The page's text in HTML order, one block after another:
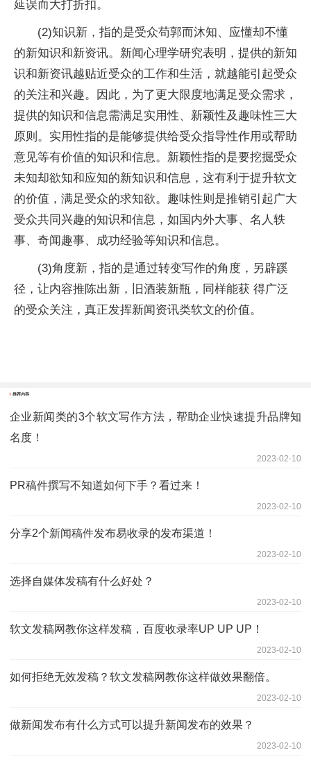
延误而大打折扣。
(2)知识新，指的是受众苟郭而沐知、应懂却不懂
的新知识和新资讯。新闻心理学研究表明，提供的新知
识和新资讯越贴近受众的工作和生活，就越能引起受众
的关注和兴趣。因此，为了更大限度地满足受众需求，
提供的知识和信息需满足实用性、新颖性及趣味性三大
原则。实用性指的是能够提供给受众指导性作用或帮助
意见等有价值的知识和信息。新颖性指的是要挖掘受众
未知却欲知和应知的新知识和信息，这有利于提升软文
的价值，满足受众的求知欲。趣味性则是推销引起广大
受众共同兴趣的知识和信息，如国内外大事、名人轶
事、奇闻趣事、成功经验等知识和信息。
(3)角度新，指的是通过转变写作的角度，另辟蹊
径，让内容推陈出新，旧酒装新瓶，同样能获 得广泛
的受众关注，真正发挥新闻资讯类软文的价值。
推荐内容
企业新闻类的3个软文写作方法，帮助企业快速提升品牌知
名度！
2023-02-10
PR稿件撰写不知道如何下手？看过来！
2023-02-10
分享2个新闻稿件发布易收录的发布渠道！
2023-02-10
选择自媒体发稿有什么好处？
2023-02-10
软文发稿网教你这样发稿，百度收录率UP UP UP！
2023-02-10
如何拒绝无效发稿？软文发稿网教你这样做效果翻倍。
2023-02-10
做新闻发布有什么方式可以提升新闻发布的效果？
2023-02-10